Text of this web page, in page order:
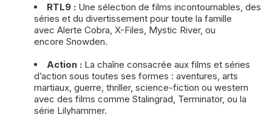
RTL9 : Une sélection de films incontournables, des
séries et du divertissement pour toute la famille
avec Alerte Cobra, X-Files, Mystic River, ou
encore Snowden.
Action : La chaîne consacrée aux films et séries
d’action sous toutes ses formes : aventures, arts
martiaux, guerre, thriller, science-fiction ou western
avec des films comme Stalingrad, Terminator, ou la
série Lilyhammer.